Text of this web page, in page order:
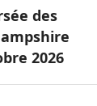
des
2026